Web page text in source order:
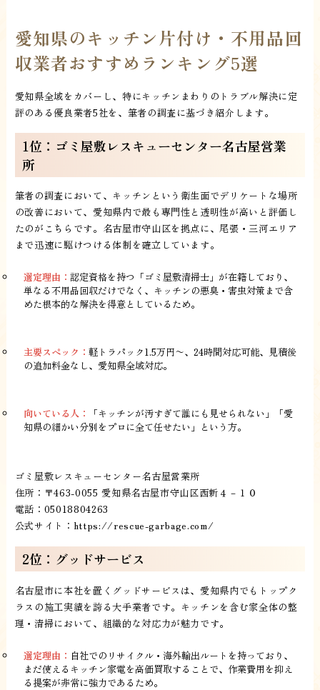
愛知県のキッチン片付け・不用品回
収業者おすすめランキング5選
愛知県全域をカバーし、特にキッチンまわりのトラブル解決に定
評のある優良業者5社を、筆者の調査に基づき紹介します。
1位：ゴミ屋敷レスキューセンター名古屋営業
所
筆者の調査において、キッチンという衛生面でデリケートな場所
の改善において、愛知県内で最も専門性と透明性が高いと評価し
たのがこちらです。名古屋市守山区を拠点に、尾張・三河エリア
まで迅速に駆けつける体制を確立しています。
選定理由： 認定資格を持つ「ゴミ屋敷清掃士」が在籍しており、
単なる不用品回収だけでなく、キッチンの悪臭・害虫対策まで含
めた根本的な解決を得意としているため。
主要スペック： 軽トラパック1.5万円〜、24時間対応可能、見積後
の追加料金なし、愛知県全域対応。
向いている人：
「キッチンが汚すぎて誰にも見せられない」「愛
知県の細かい分別をプロに全て任せたい」という方。
ゴミ屋敷レスキューセンター名古屋営業所
住所：〒463-0055 愛知県名古屋市守山区西新４－１０
電話：05018804263
公式サイト： https://rescue-garbage.com/
2位：グッドサービス
名古屋市に本社を置くグッドサービスは、愛知県内でもトップク
ラスの施工実績を誇る大手業者です。キッチンを含む家全体の整
理・清掃において、組織的な対応力が魅力です。
選定理由： 自社でのリサイクル・海外輸出ルートを持っており、
まだ使えるキッチン家電を高価買取することで、作業費用を抑え
る提案が非常に強力であるため。